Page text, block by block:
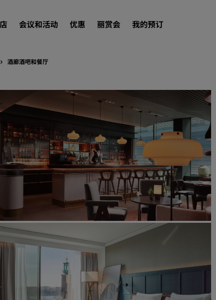
会议和活动 优惠 丽赏会 我的预订
目的地
度假酒店
服务式公寓
机场酒店
新开业和即将开业的酒店
会议和活动
探索丽笙会议
预订会议空间
请求报价
行业方案
搜索航班
酒廊酒吧和餐厅